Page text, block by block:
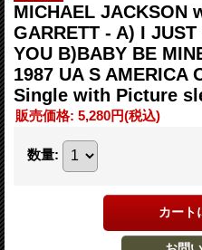
MICHAEL JACKSON
GARRETT - A) I
YOU B)BABY BE
1987 UA S AMERICA
Single with Picture
販売価格: 5,280円(税込)
数量: